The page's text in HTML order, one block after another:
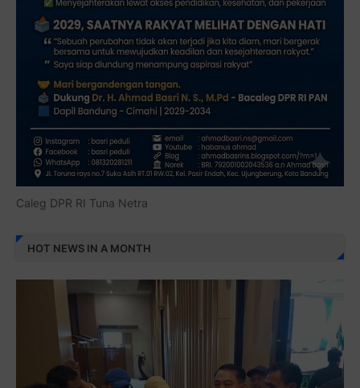
Caleg DPR RI Tuna Netra
HOT NEWS IN A MONTH